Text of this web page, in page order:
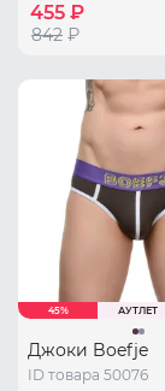
455 ₽
842 ₽
45% АУТЛЕТ
Джоки Boefje
ID товара 50076